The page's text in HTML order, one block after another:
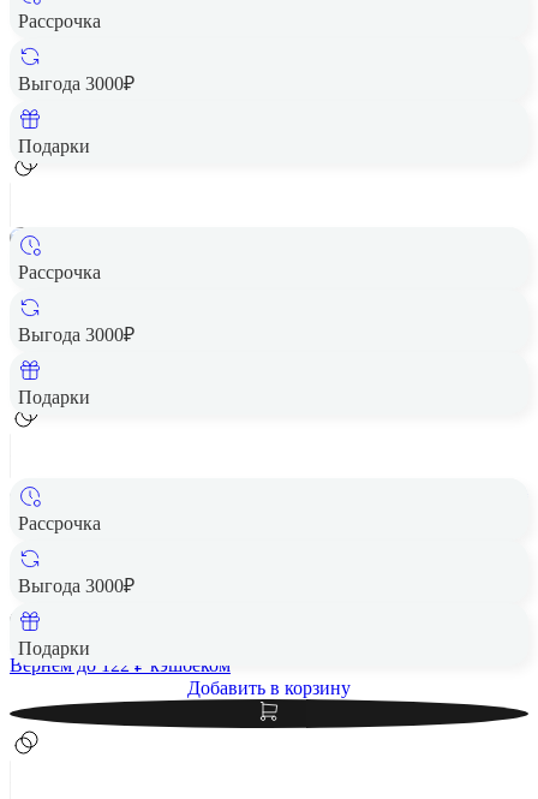
Рассрочка
Выгода 3000₽
Подарки
Смартфон HUAWEI Pura 80 12/256GB White
Рассрочка
Выгода 3000₽
Подарки
Смартфон HUAWEI Pura 80 12/256GB Gold
Рассрочка
Выгода 3000₽
Подарки
Чехол защитный VLP Kevlar Case с MagSafe для Huawei
6 110 ₽
Вернем до 122 ₽ кэшбеком
Добавить в корзину